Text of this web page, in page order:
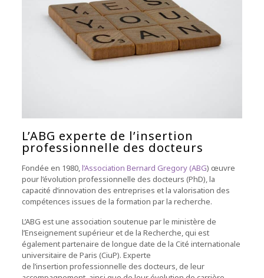
L’ABG experte de l’insertion
professionnelle des docteurs
Fondée en 1980,l’Association Bernard Gregory (ABG) œuvre
pour l’évolution professionnelle des docteurs (PhD), la
capacité d’innovation des entreprises et la valorisation des
compétences issues de la formation par la recherche.
L’ABG est une association soutenue par le ministère de
l’Enseignement supérieur et de la Recherche, qui est
également partenaire de longue date de la Cité internationale
universitaire de Paris (CiuP). Experte
de l’insertion professionnelle des docteurs, de leur